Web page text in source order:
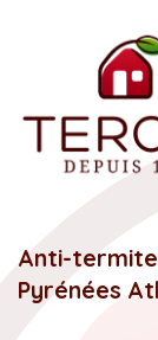
Anti-
Pyrénées